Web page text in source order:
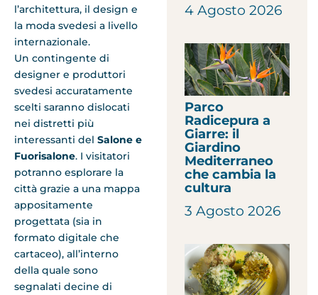
l’architettura, il design e
la moda svedesi a livello
internazionale.
Un contingente di
designer e produttori
svedesi accuratamente
scelti saranno dislocati
nei distretti più
interessanti del Salone e
Fuorisalone. I visitatori
potranno esplorare la
città grazie a una mappa
appositamente
progettata (sia in
formato digitale che
cartaceo), all’interno
della quale sono
segnalati decine di
4 Agosto 2026
Parco
Radicepura a
Giarre: il
Giardino
Mediterraneo
che cambia la
cultura
3 Agosto 2026